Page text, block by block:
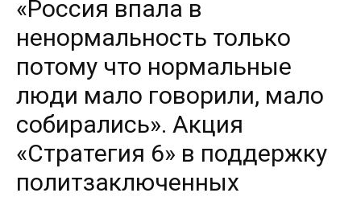
«Россия впала в
ненормальность только
потому что нормальные
люди мало говорили, мало
собирались». Акция
«Стратегия 6» в поддержку
политзаключенных